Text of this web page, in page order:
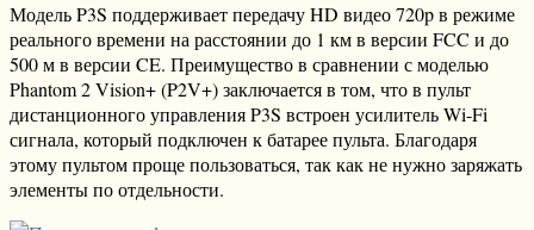
Модель P3S поддерживает передачу HD видео 720p в режиме
реального времени на расстоянии до 1 км в версии FCC и до
500 м в версии CE. Преимущество в сравнении с моделью
Phantom 2 Vision+ (P2V+) заключается в том, что в пульт
дистанционного управления P3S встроен усилитель Wi-Fi
сигнала, который подключен к батарее пульта. Благодаря
этому пультом проще пользоваться, так как не нужно заряжать
элементы по отдельности.